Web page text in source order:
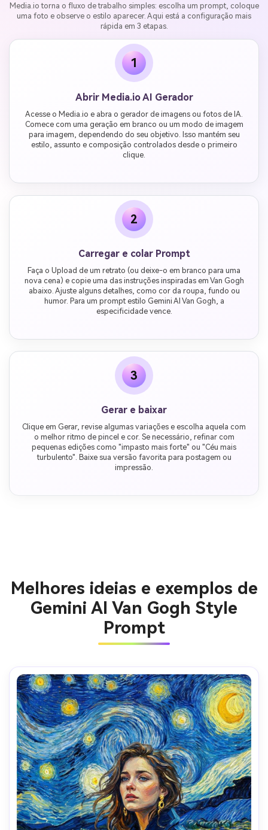
Media.io torna o fluxo de trabalho simples: escolha um prompt, coloque
uma foto e observe o estilo aparecer. Aqui está a configuração mais
rápida em 3 etapas.
1
Abrir Media.io AI Gerador
Acesse o Media.io e abra o gerador de imagens ou fotos de IA.
Comece com uma geração em branco ou um modo de imagem
para imagem, dependendo do seu objetivo. Isso mantém seu
estilo, assunto e composição controlados desde o primeiro
clique.
2
Carregar e colar Prompt
Faça o Upload de um retrato (ou deixe-o em branco para uma
nova cena) e copie uma das instruções inspiradas em Van Gogh
abaixo. Ajuste alguns detalhes, como cor da roupa, fundo ou
humor. Para um prompt estilo Gemini AI Van Gogh, a
especificidade vence.
3
Gerar e baixar
Clique em Gerar, revise algumas variações e escolha aquela com
o melhor ritmo de pincel e cor. Se necessário, refinar com
pequenas edições como "impasto mais forte" ou "Céu mais
turbulento". Baixe sua versão favorita para postagem ou
impressão.
Melhores ideias e exemplos de
Gemini AI Van Gogh Style
Prompt